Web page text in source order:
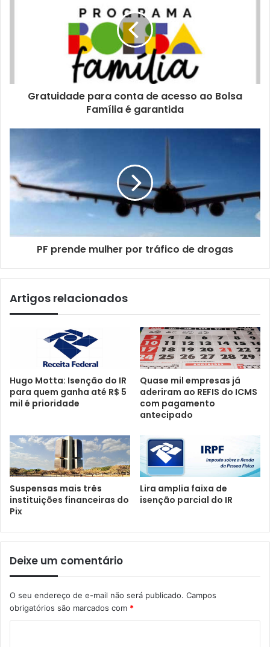
Gratuidade para conta de acesso ao Bolsa
Família é garantida
PF prende mulher por tráfico de drogas
Artigos relacionados
Hugo Motta: Isenção do IR
para quem ganha até R$ 5
mil é prioridade
Quase mil empresas já
aderiram ao REFIS do ICMS
com pagamento
antecipado
Suspensas mais três
instituições financeiras do
Pix
Lira amplia faixa de
isenção parcial do IR
Deixe um comentário
O seu endereço de e-mail não será publicado. Campos
obrigatórios são marcados com *